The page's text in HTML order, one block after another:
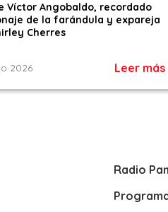
Víctor Angobaldo, recordado
de la farándula y expareja
Cherres
2026 Leer más
Radio